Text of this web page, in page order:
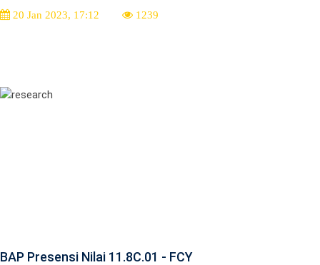
20 Jan 2023, 17:12 1239
BAP Presensi Nilai 11.8C.01 - FCY